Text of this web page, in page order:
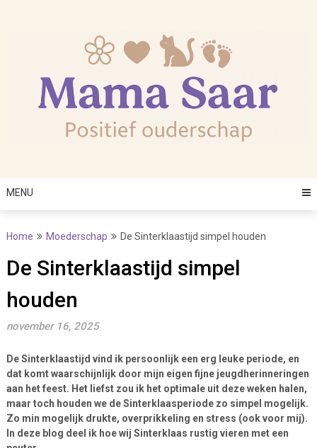
MENU
Home Moederschap De Sinterklaastijd simpel houden
De Sinterklaastijd simpel
houden
november 16, 2025
De Sinterklaastijd vind ik persoonlijk een erg leuke periode, en
dat komt waarschijnlijk door mijn eigen fijne jeugdherinneringen
aan het feest. Het liefst zou ik het optimale uit deze weken halen,
maar toch houden we de Sinterklaasperiode zo simpel mogelijk.
Zo min mogelijk drukte, overprikkeling en stress (ook voor mij).
In deze blog deel ik hoe wij Sinterklaas rustig vieren met een